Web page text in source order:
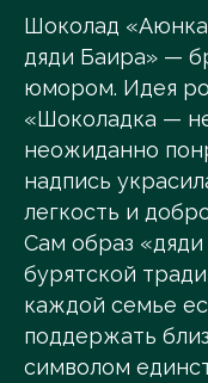
Шоколад
дяди Баира» —
юмором. Идея
«Шоколадка —
неожиданно
надпись
легкость и
Сам образ
бурятской
каждой семье
поддержать
символом